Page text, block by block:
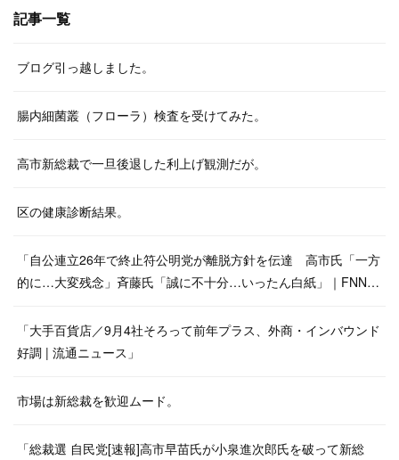
記事一覧
ブログ引っ越しました。
腸内細菌叢（フローラ）検査を受けてみた。
高市新総裁で一旦後退した利上げ観測だが。
区の健康診断結果。
「自公連立26年で終止符公明党が離脱方針を伝達 高市氏「一方
的に…大変残念」斉藤氏「誠に不十分…いったん白紙」｜FNN…
「大手百貨店／9月4社そろって前年プラス、外商・インバウンド
好調 | 流通ニュース」
市場は新総裁を歓迎ムード。
「総裁選 自民党[速報]高市早苗氏が小泉進次郎氏を破って新総